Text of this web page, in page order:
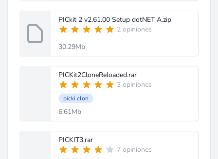
PICkit 2 v2.61.00 Setup dotNET A.zip
2 opiniones
30.29Mb
PICKit2CloneReloaded.rar
3 opiniones
picki clon
6.61Mb
PICKIT3.rar
7 opiniones